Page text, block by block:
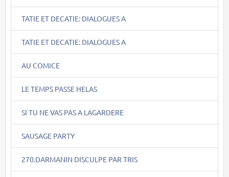
TATIE ET DECATIE: DIALOGUES A
TATIE ET DECATIE: DIALOGUES A
AU COMICE
LE TEMPS PASSE HELAS
SI TU NE VAS PAS A LAGARDERE
SAUSAGE PARTY
270.DARMANIN DISCULPE PAR TRIS